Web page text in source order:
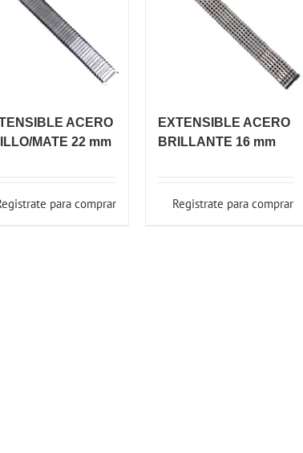
ACERO
MATE 22 mm
para comprar
EXTENSIBLE ACERO
BRILLANTE 16 mm
Registrate para comprar